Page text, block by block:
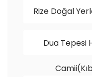
Rize Doğal
Dua Tepesi